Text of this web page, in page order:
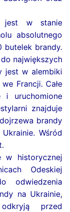
jest w stanie
absolutnego
butelek brandy.
największych
jest w alembiki
Francji. Całe
i uruchomione
znajduje
brandy
Wśród
w historycznej
Odeskiej
odwiedzenia
na Ukrainie,
przed